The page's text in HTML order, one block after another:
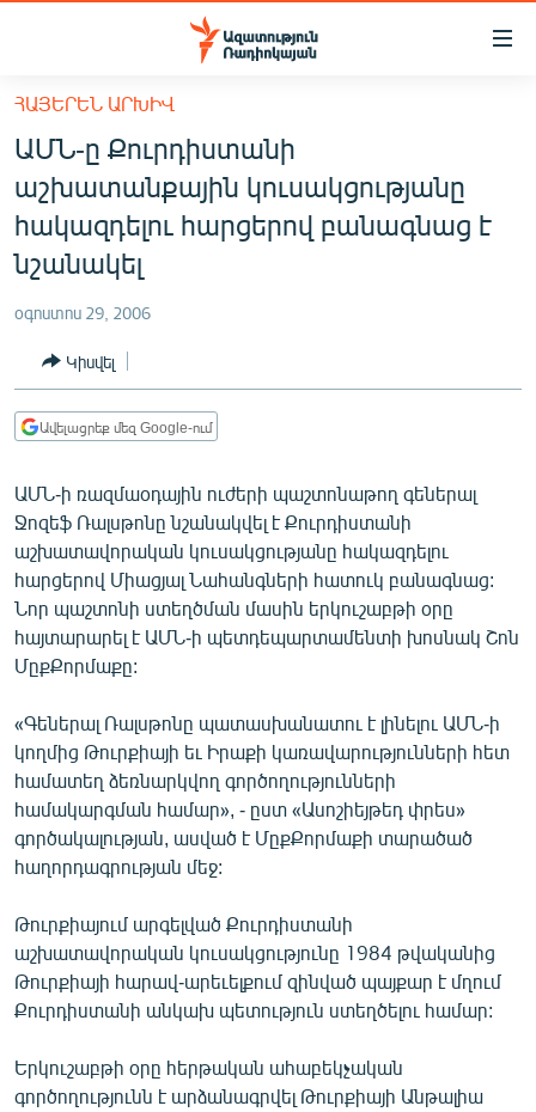
Մատչելիության
հիմնական
բովանդակությանը
Անցնել
հիմնական
մենյուին
Որոնում
ՀԱՅԱՍՏԱՆ
ՔԱՂԱՔԱԿԱՆ
ԸՆՏՐՈՒԹՅՈՒՆՆԵՐ 2026
ՏՆՏԵՍՈՒԹՅՈՒՆ
ՂԱՐԱԲԱՂ
ՏԱՐԱԾԱՇՐՋԱՆ
ՄԻՋԱԶԳԱՅԻՆ
ՄՇԱԿՈՒՅԹ
ՍՊՈՐՏ
ՄԵԿՆԱԲԱՆՈՒԹՅՈՒՆ
ՏՏ ԵՒ ԻՆՏԵՐՆԵՏ
ԿՈՐՈՆԱՎԻՐՈՒՍ
ԱՐԽԻՎ
ՏԵՍԱՆՅՈՒԹԵՐ
ՁԳՏԵԼՈՎ ԼԱՎԱԳՈՒՅՆԻՆ
ՓՈԴՔԱՍԹ
English
ՀԱՅԵՐԵՆ ԱՐԽԻՎ
ԱՄՆ-ը Քուրդիստանի
աշխատանքային կուսակցությանը
հակազդելու հարցերով բանագնաց է
նշանակել
օգոստոս 29, 2006
Կիսվել
Ավելացրեք մեզ Google-ում
ԱՄՆ-ի ռազմաօդային ուժերի պաշտոնաթող գեներալ
Ջոզեֆ Ռալսթոնը նշանակվել է Քուրդիստանի
աշխատավորական կուսակցությանը հակազդելու
հարցերով Միացյալ Նահանգների հատուկ բանագնաց:
Նոր պաշտոնի ստեղծման մասին երկուշաբթի օրը
հայտարարել է ԱՄՆ-ի պետդեպարտամենտի խոսնակ Շոն
ՄըքՔորմաքը:
«Գեներալ Ռալսթոնը պատասխանատու է լինելու ԱՄՆ-ի
կողմից Թուրքիայի եւ Իրաքի կառավարությունների հետ
համատեղ ձեռնարկվող գործողությունների
համակարգման համար», - ըստ «Ասոշիեյթեդ փրես»
գործակալության, ասված է ՄըքՔորմաքի տարածած
հաղորդագրության մեջ:
Թուրքիայում արգելված Քուրդիստանի
աշխատավորական կուսակցությունը 1984 թվականից
Թուրքիայի հարավ-արեւելքում զինված պայքար է մղում
Քուրդիստանի անկախ պետություն ստեղծելու համար:
Երկուշաբթի օրը հերթական ահաբեկչական
գործողությունն է արձանագրվել Թուրքիայի Անթալիա